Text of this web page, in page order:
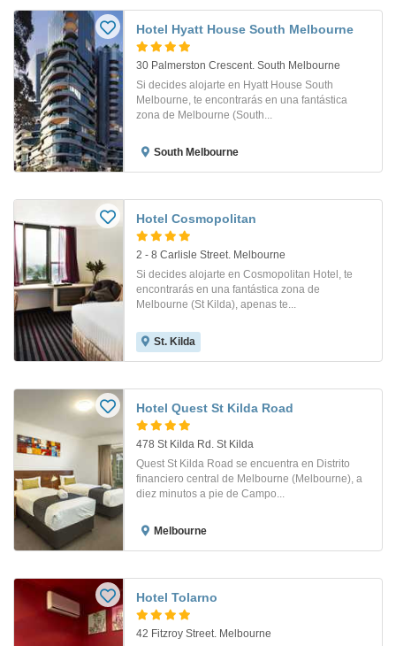
Hotel Hyatt House South Melbourne
30 Palmerston Crescent. South Melbourne
Si decides alojarte en Hyatt House South
Melbourne, te encontrarás en una fantástica
zona de Melbourne (South...
South Melbourne
Hotel Cosmopolitan
2 - 8 Carlisle Street. Melbourne
Si decides alojarte en Cosmopolitan Hotel, te
encontrarás en una fantástica zona de
Melbourne (St Kilda), apenas te...
St. Kilda
Hotel Quest St Kilda Road
478 St Kilda Rd. St Kilda
Quest St Kilda Road se encuentra en Distrito
financiero central de Melbourne (Melbourne), a
diez minutos a pie de Campo...
Melbourne
Hotel Tolarno
42 Fitzroy Street. Melbourne